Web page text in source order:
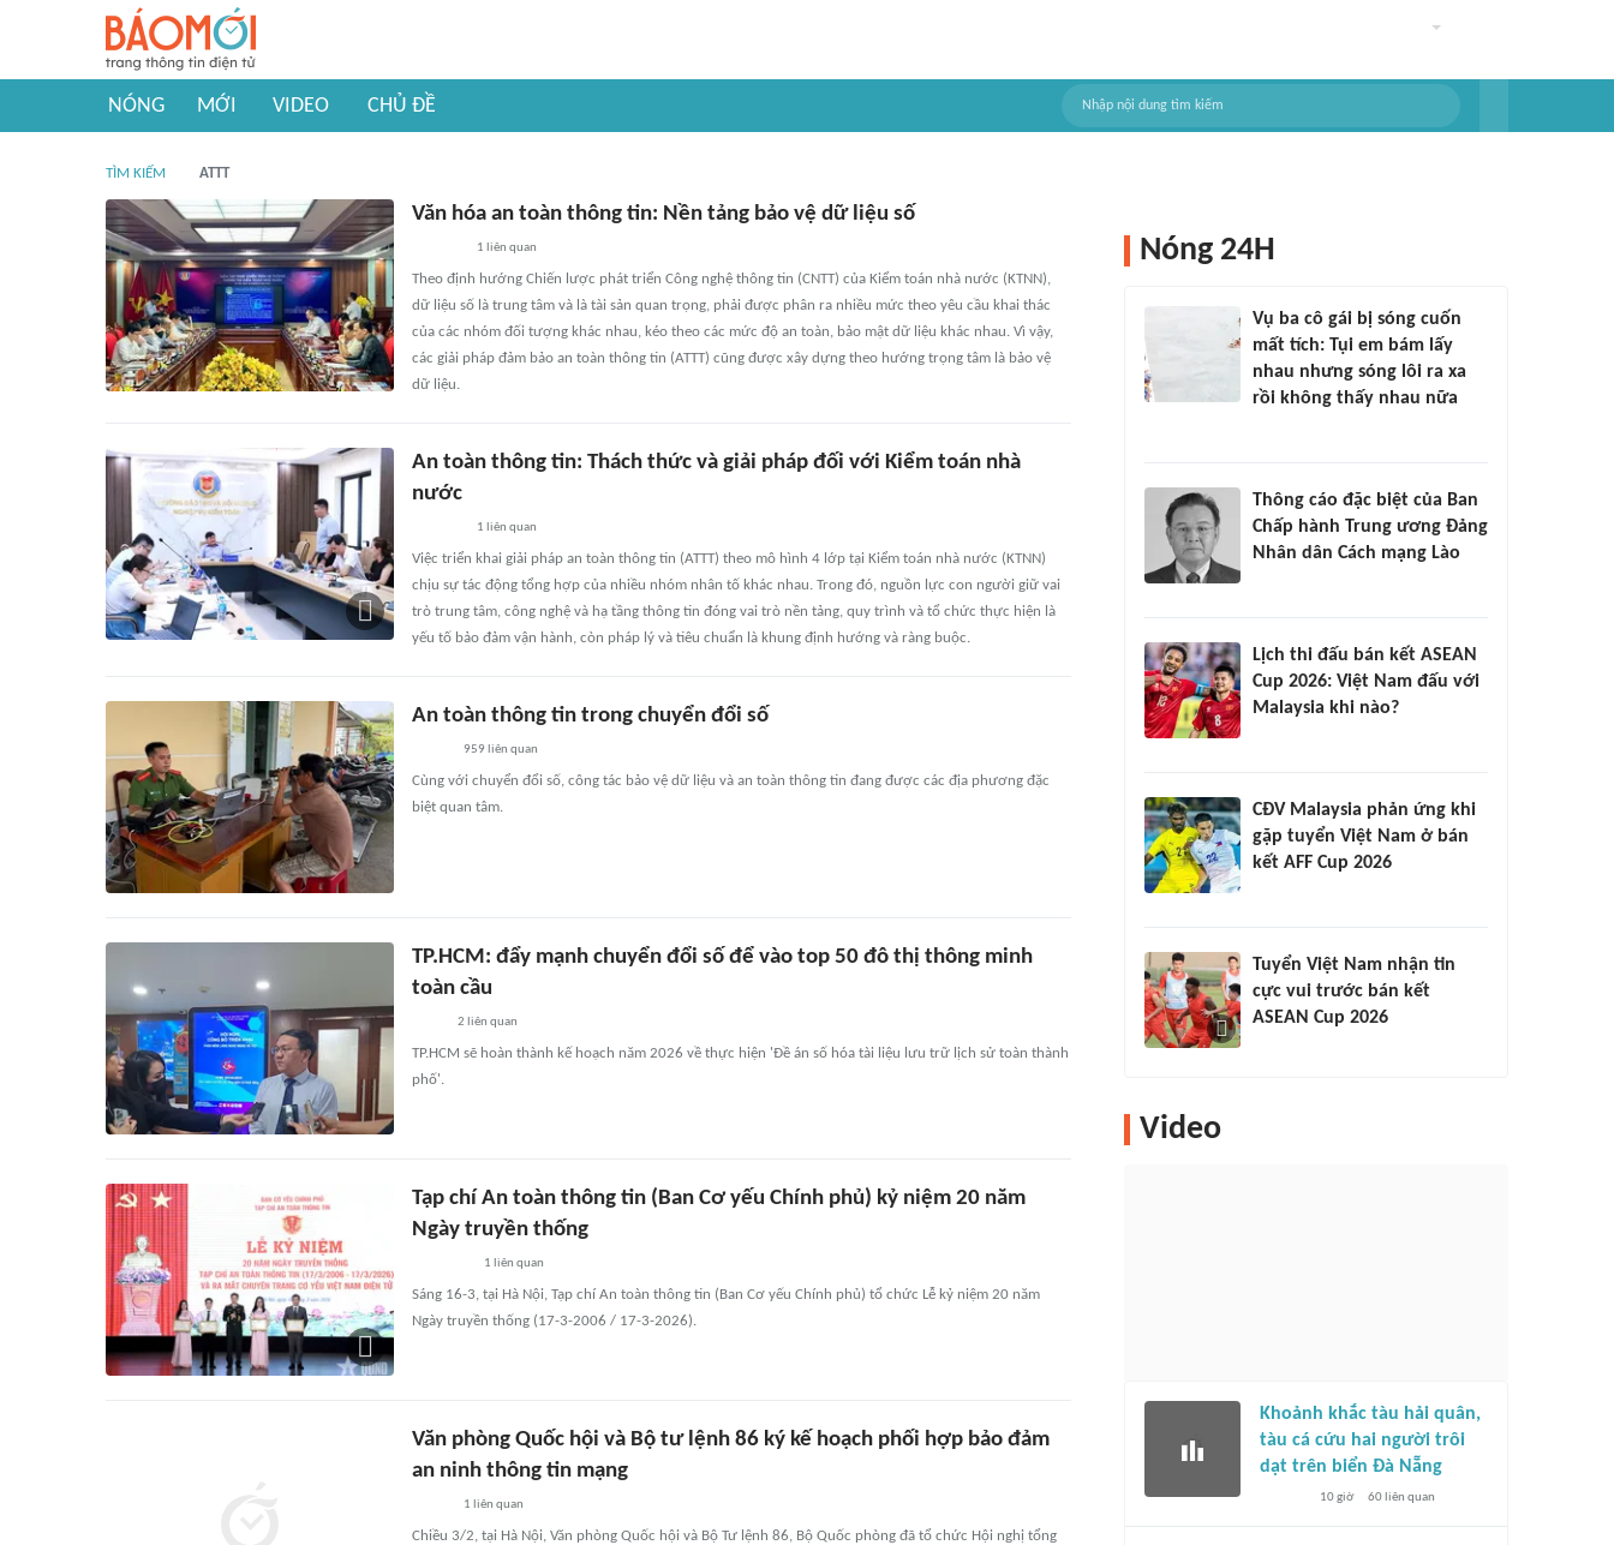
NÓNG MỚI VIDEO CHỦ ĐỀ
TÌM KIẾM ATTT
Văn hóa an toàn thông tin: Nền tảng bảo vệ dữ liệu số
1 liên quan
Theo định hướng Chiến lược phát triển Công nghệ thông tin (CNTT) của Kiểm toán nhà nước (KTNN),
dữ liệu số là trung tâm và là tài sản quan trọng, phải được phân ra nhiều mức theo yêu cầu khai thác
của các nhóm đối tượng khác nhau, kéo theo các mức độ an toàn, bảo mật dữ liệu khác nhau. Vì vậy,
các giải pháp đảm bảo an toàn thông tin (ATTT) cũng được xây dựng theo hướng trọng tâm là bảo vệ
dữ liệu.
An toàn thông tin: Thách thức và giải pháp đối với Kiểm toán nhà
nước
1 liên quan
Việc triển khai giải pháp an toàn thông tin (ATTT) theo mô hình 4 lớp tại Kiểm toán nhà nước (KTNN)
chịu sự tác động tổng hợp của nhiều nhóm nhân tố khác nhau. Trong đó, nguồn lực con người giữ vai
trò trung tâm, công nghệ và hạ tầng thông tin đóng vai trò nền tảng, quy trình và tổ chức thực hiện là
yếu tố bảo đảm vận hành, còn pháp lý và tiêu chuẩn là khung định hướng và ràng buộc.
An toàn thông tin trong chuyển đổi số
959 liên quan
Cùng với chuyển đổi số, công tác bảo vệ dữ liệu và an toàn thông tin đang được các địa phương đặc
biệt quan tâm.
TP.HCM: đẩy mạnh chuyển đổi số để vào top 50 đô thị thông minh
toàn cầu
2 liên quan
TP.HCM sẽ hoàn thành kế hoạch năm 2026 về thực hiện 'Đề án số hóa tài liệu lưu trữ lịch sử toàn thành
phố'.
Tạp chí An toàn thông tin (Ban Cơ yếu Chính phủ) kỷ niệm 20 năm
Ngày truyền thống
1 liên quan
Sáng 16-3, tại Hà Nội, Tạp chí An toàn thông tin (Ban Cơ yếu Chính phủ) tổ chức Lễ kỷ niệm 20 năm
Ngày truyền thống (17-3-2006 / 17-3-2026).
Văn phòng Quốc hội và Bộ tư lệnh 86 ký kế hoạch phối hợp bảo đảm
an ninh thông tin mạng
1 liên quan
Chiều 3/2, tại Hà Nội, Văn phòng Quốc hội và Bộ Tư lệnh 86, Bộ Quốc phòng đã tổ chức Hội nghị tổng
Nóng 24H
Vụ ba cô gái bị sóng cuốn
mất tích: Tụi em bám lấy
nhau nhưng sóng lôi ra xa
rồi không thấy nhau nữa
Thông cáo đặc biệt của Ban
Chấp hành Trung ương Đảng
Nhân dân Cách mạng Lào
Lịch thi đấu bán kết ASEAN
Cup 2026: Việt Nam đấu với
Malaysia khi nào?
CĐV Malaysia phản ứng khi
gặp tuyển Việt Nam ở bán
kết AFF Cup 2026
Tuyển Việt Nam nhận tin
cực vui trước bán kết
ASEAN Cup 2026
Video
Khoảnh khắc tàu hải quân,
tàu cá cứu hai người trôi
dạt trên biển Đà Nẵng
10 giờ 60liên quan